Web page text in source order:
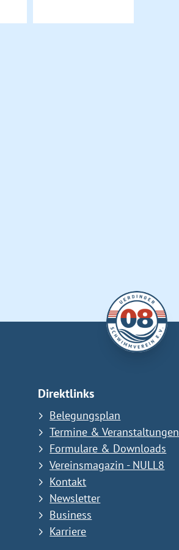
Direktlinks
Belegungsplan
Termine & Veranstaltungen
Formulare & Downloads
Vereinsmagazin - NULL8
Kontakt
Newsletter
Business
Karriere